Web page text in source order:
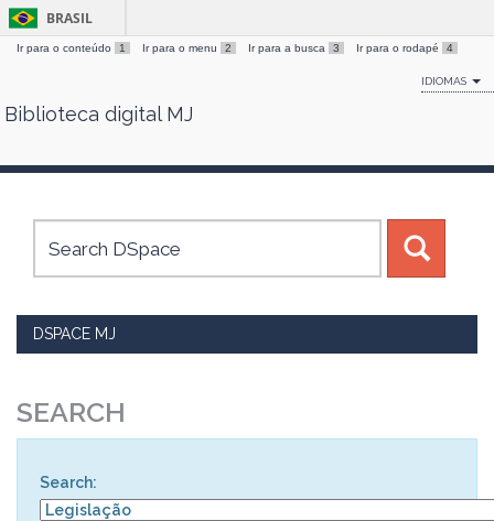
Skip
BRASIL
Ir para o conteúdo 1 Ir para o menu 2 Ir para a busca 3 Ir para o rodapé 4
IDIOMAS
Biblioteca digital MJ
DSPACE MJ
SEARCH
Search: